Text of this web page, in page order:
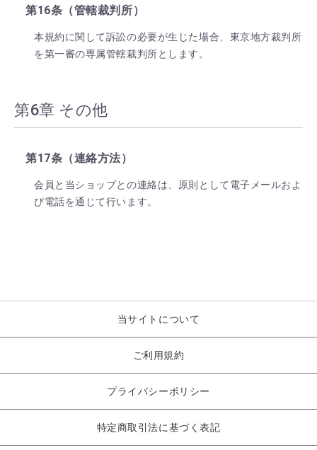
第16条（管轄裁判所）
本規約に関して訴訟の必要が生じた場合、東京地方裁判所
を第一審の専属管轄裁判所とします。
第6章 その他
第17条（連絡方法）
会員と当ショップとの連絡は、原則として電子メールおよ
び電話を通じて行います。
当サイトについて
ご利用規約
プライバシーポリシー
特定商取引法に基づく表記